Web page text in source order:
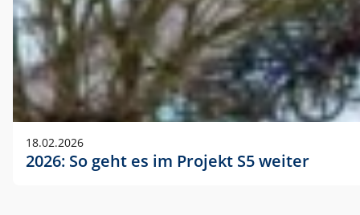
18.02.2026
2026: So geht es im Projekt S5 weiter